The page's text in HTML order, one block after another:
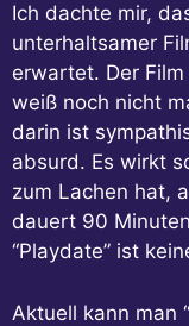
Ich dachte mir,
unterhaltsamer
erwartet. Der
weiß noch nicht
darin ist
absurd. Es wirkt
zum Lachen hat,
dauert 90
“Playdate” ist
Aktuell kann man